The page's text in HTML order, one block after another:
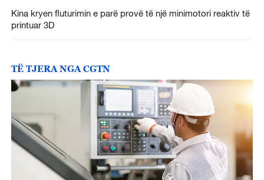
Kina kryen fluturimin e parë provë të një minimotori reaktiv të
printuar 3D
TË TJERA NGA CGTN